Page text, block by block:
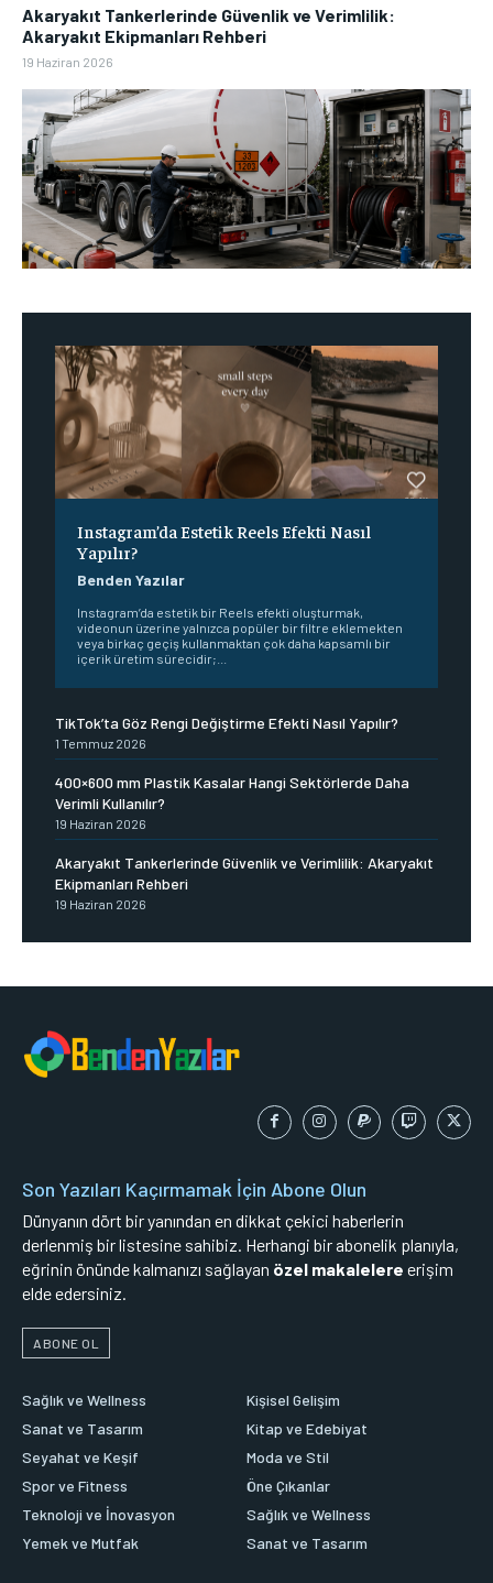
Akaryakıt Tankerlerinde Güvenlik ve Verimlilik:
Akaryakıt Ekipmanları Rehberi
19 Haziran 2026
Instagram’da Estetik Reels Efekti Nasıl
Yapılır?
Benden Yazılar
Instagram’da estetik bir Reels efekti oluşturmak,
videonun üzerine yalnızca popüler bir filtre eklemekten
veya birkaç geçiş kullanmaktan çok daha kapsamlı bir
içerik üretim sürecidir;...
TikTok’ta Göz Rengi Değiştirme Efekti Nasıl Yapılır?
1 Temmuz 2026
400×600 mm Plastik Kasalar Hangi Sektörlerde Daha
Verimli Kullanılır?
19 Haziran 2026
Akaryakıt Tankerlerinde Güvenlik ve Verimlilik: Akaryakıt
Ekipmanları Rehberi
19 Haziran 2026
Son Yazıları Kaçırmamak İçin Abone Olun
Dünyanın dört bir yanından en dikkat çekici haberlerin
derlenmiş bir listesine sahibiz. Herhangi bir abonelik planıyla,
eğrinin önünde kalmanızı sağlayan özel makalelere erişim
elde edersiniz.
ABONE OL
Sağlık ve Wellness
Sanat ve Tasarım
Seyahat ve Keşif
Spor ve Fitness
Teknoloji ve İnovasyon
Yemek ve Mutfak
Kişisel Gelişim
Kitap ve Edebiyat
Moda ve Stil
Öne Çıkanlar
Sağlık ve Wellness
Sanat ve Tasarım